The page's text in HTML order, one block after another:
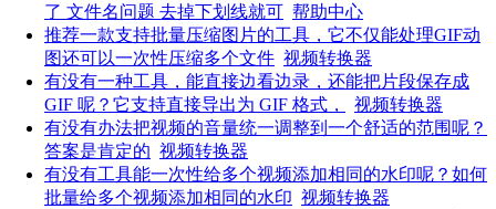
了 文件名问题 去掉下划线就可 帮助中心
推荐一款支持批量压缩图片的工具，它不仅能处理GIF动
图还可以一次性压缩多个文件 视频转换器
有没有一种工具，能直接边看边录，还能把片段保存成
GIF 呢？它支持直接导出为 GIF 格式，
视频转换器
有没有办法把视频的音量统一调整到一个舒适的范围呢？
答案是肯定的 视频转换器
有没有工具能一次性给多个视频添加相同的水印呢？如何
批量给多个视频添加相同的水印 视频转换器